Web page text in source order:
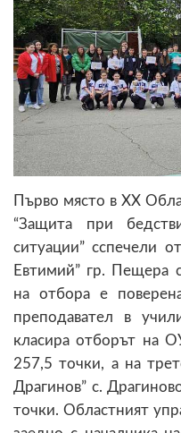
Първо място в XX
“Защита при
ситуации” сспечели
Евтимий” гр. Пещера
на отбора е
преподавател в
класира отборът на
257,5 точки, а на
Драгинов” с.
точки. Областният